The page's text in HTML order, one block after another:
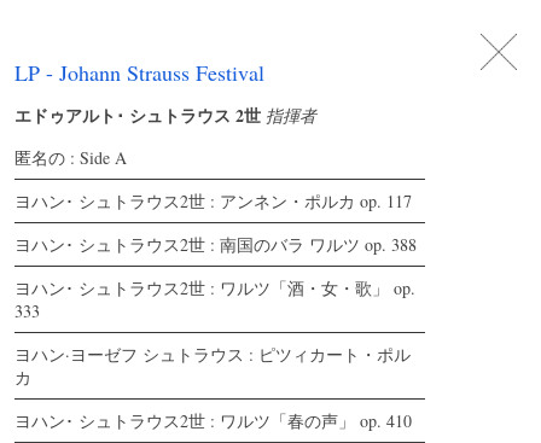
LP - Johann Strauss Festival
エドゥアルト･ シュトラウス 2世 指揮者
匿名の : Side A
ヨハン･ シュトラウス2世 : アンネン・ポルカ op. 117
ヨハン･ シュトラウス2世 : 南国のバラ ワルツ op. 388
ヨハン･ シュトラウス2世 : ワルツ「酒・女・歌」 op.
333
ヨハン·ヨーゼフ シュトラウス : ピツィカート・ポル
カ
ヨハン･ シュトラウス2世 : ワルツ「春の声」 op. 410